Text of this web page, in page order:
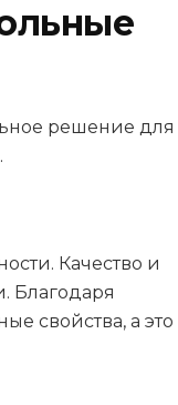
решение для
Качество и
Благодаря
свойства, а это